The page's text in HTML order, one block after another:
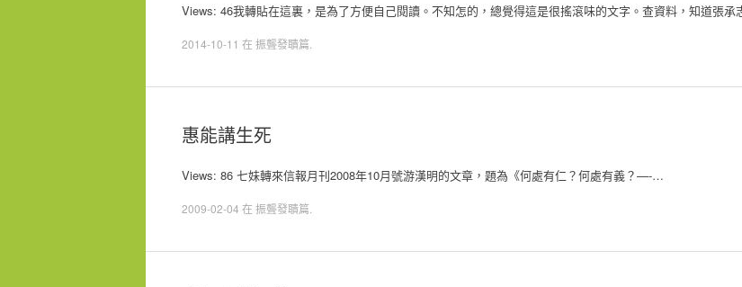
Views: 46我轉貼在這裏，是為了方便自己閱讀。不知怎的，總覺得這是很搖滾味的文字。查資料，知道張
2014-10-11 在 振聾發聵篇
惠能講生死
Views: 86 七妹轉來信報月刊2008年10月號游漢明的文章，題為《何處有仁？何處有義？—-…
2009-02-04 在 振聾發聵篇